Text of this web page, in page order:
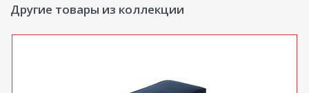
Другие товары из коллекции